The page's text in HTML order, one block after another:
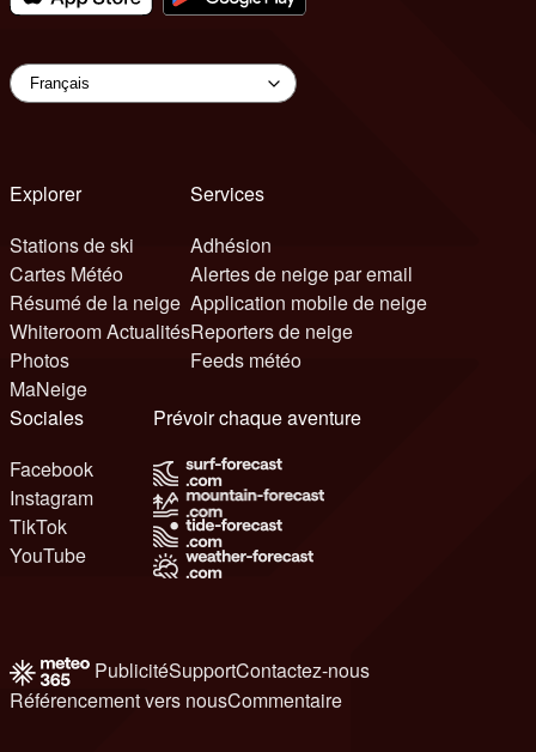
Explorer
Stations de ski
Cartes Météo
Résumé de la neige
Whiteroom Actualités
Photos
MaNeige
Services
Adhésion
Alertes de neige par email
Application mobile de neige
Reporters de neige
Feeds météo
Sociales
Facebook
Instagram
TikTok
YouTube
Prévoir chaque aventure
PublicitéSupportContactez-nous
Référencement vers nousCommentaire